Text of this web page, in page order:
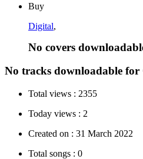
Buy
Digital,
No covers
No tracks downloadable for
Total views : 2355
Today views : 2
Created on : 31 March 2022
Total songs : 0